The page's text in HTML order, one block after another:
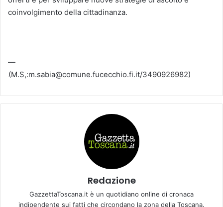
coinvolgimento della cittadinanza.
—
(M.S,:m.sabia@comune.fucecchio.fi.it/3490926982)
Redazione
GazzettaToscana.it è un quotidiano online di cronaca
indipendente sui fatti che circondano la zona della Toscana.